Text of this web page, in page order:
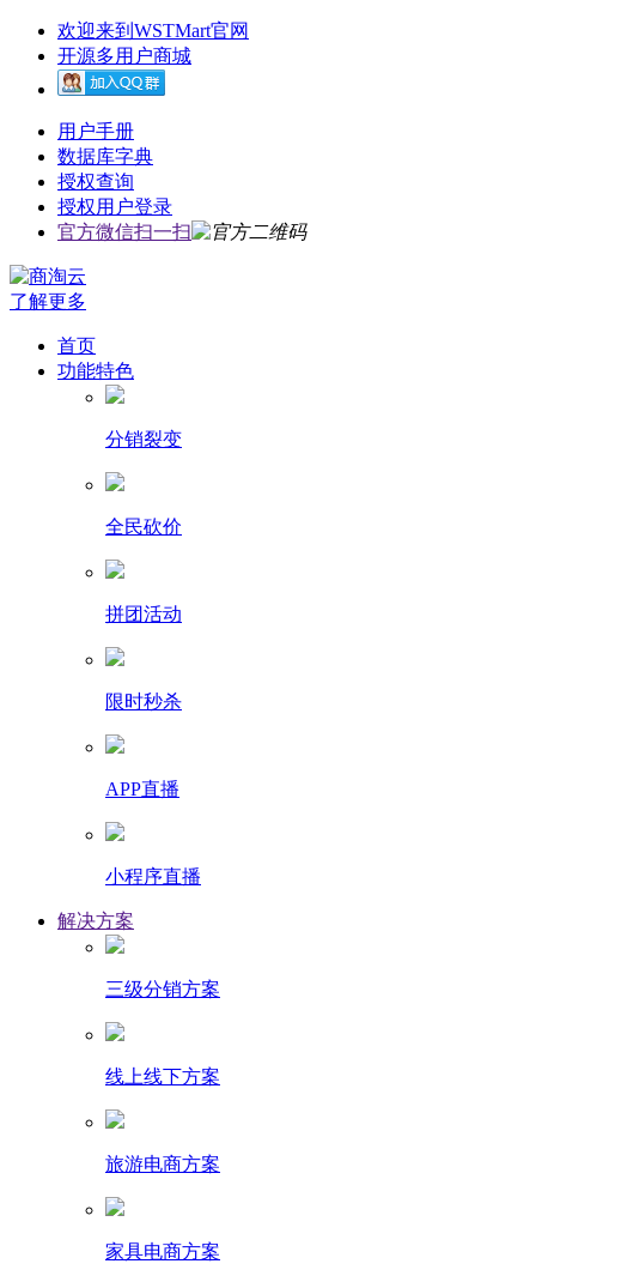
欢迎来到WSTMart官网
开源多用户商城
用户手册
数据库字典
授权查询
授权用户登录
官方微信扫一扫
了解更多
首页
功能特色
分销裂变
全民砍价
拼团活动
限时秒杀
APP直播
小程序直播
解决方案
三级分销方案
线上线下方案
旅游电商方案
家具电商方案